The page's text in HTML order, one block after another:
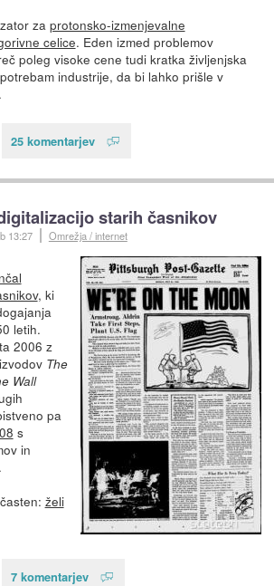
za protonsko-izmenjevalne
celice. Eden izmed problemov
poleg visoke cene tudi kratka življenjska
industrije, da bi lahko prišle v
25 komentarjev
starih časnikov
13:27 Omrežja / internet
, ki
letih.
2006 z
The
Wall
pa
s
in
želi
7 komentarjev